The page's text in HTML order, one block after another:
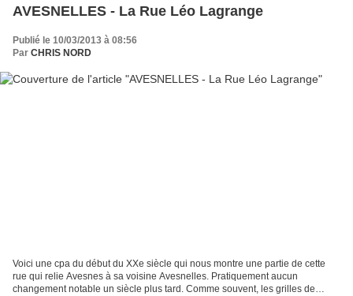
AVESNELLES - La Rue Léo Lagrange
Publié le 10/03/2013 à 08:56
Par CHRIS NORD
Voici une cpa du début du XXe siècle qui nous montre une partie de cette
rue qui relie Avesnes à sa voisine Avesnelles. Pratiquement aucun
changement notable un siècle plus tard. Comme souvent, les grilles de